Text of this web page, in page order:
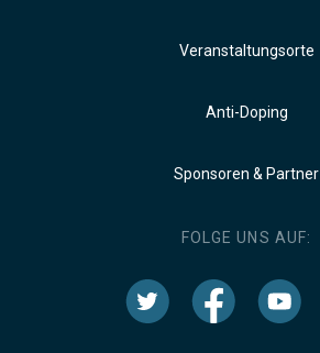
Veranstaltungsorte
Anti-Doping
Sponsoren & Partner
FOLGE UNS AUF: